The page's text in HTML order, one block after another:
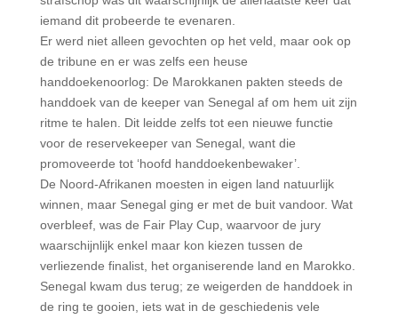
iemand dit probeerde te evenaren.
Er werd niet alleen gevochten op het veld, maar ook op
de tribune en er was zelfs een heuse
handdoekenoorlog: De Marokkanen pakten steeds de
handdoek van de keeper van Senegal af om hem uit zijn
ritme te halen. Dit leidde zelfs tot een nieuwe functie
voor de reservekeeper van Senegal, want die
promoveerde tot ‘hoofd handdoekenbewaker’.
De Noord-Afrikanen moesten in eigen land natuurlijk
winnen, maar Senegal ging er met de buit vandoor. Wat
overbleef, was de Fair Play Cup, waarvoor de jury
waarschijnlijk enkel maar kon kiezen tussen de
verliezende finalist, het organiserende land en Marokko.
Senegal kwam dus terug; ze weigerden de handdoek in
de ring te gooien, iets wat in de geschiedenis vele